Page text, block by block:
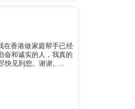
在香港做家庭帮手已经
奋和诚实的人，我真的
快见到您。谢谢。...